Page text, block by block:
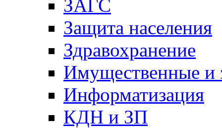
ЗАГС
Защита населения
Здравохранение
Имущественные и
Информатизация
КДН и ЗП